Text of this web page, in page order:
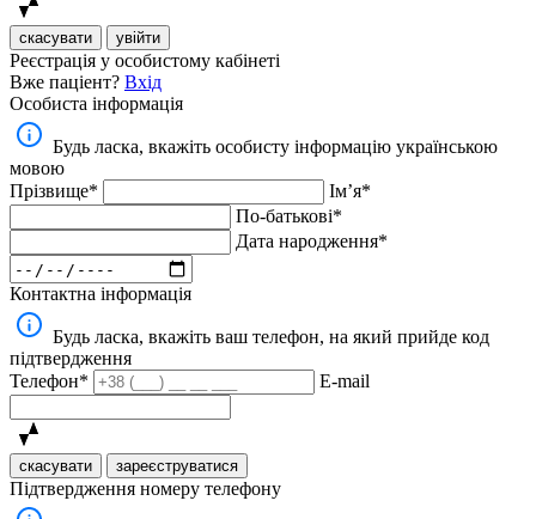
скасувати увійти
Реєстрація у особистому кабінеті
Вже паціент? Вхід
Особиста інформація
Будь ласка, вкажіть особисту інформацію українською
мовою
Прізвище*
Імʼя*
По-батькові*
Дата народження*
Контактна інформація
Будь ласка, вкажіть ваш телефон, на який прийде код
підтвердження
Телефон*
E-mail
скасувати зареєструватися
Підтвердження номеру телефону